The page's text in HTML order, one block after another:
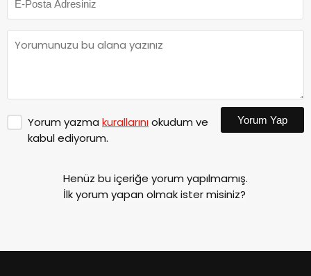
Yorum yazma kurallarınıokudum ve
kabul ediyorum.
Yorum Yap
Henüz bu içeriğe yorum yapılmamış.
İlk yorum yapan olmak ister misiniz?